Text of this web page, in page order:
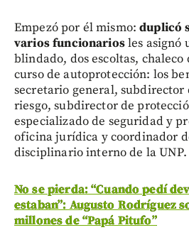
Empezó por él mismo:duplicó
varios funcionariosles asignó
blindado, dos escoltas,
curso de autoprotección: los
secretario general, subdirector
riesgo, subdirector de
especializado de seguridad y
oficina jurídica y coordinador
disciplinario interno de la UNP.
No se pierda: “Cuando pedí
estaban”: Augusto Rodríguez
millones de “Papá Pitufo”